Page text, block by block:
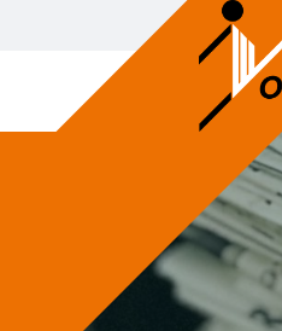
SENIOREN
Voorwaarts 1
Voorwaarts 2